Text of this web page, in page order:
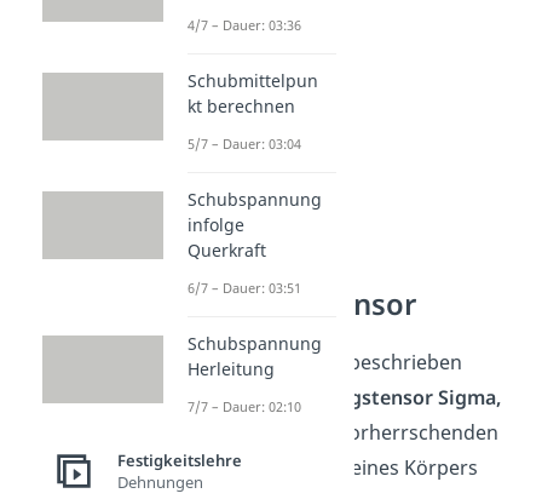
Spannungstensor
Die Spannung wird beschrieben
durch den Spannungstensor Sigma,
der den allgemein vorherrschenden
Spannungszustand eines Körpers
4/7 – Dauer: 03:36
Schubmittelpun
kt berechnen
5/7 – Dauer: 03:04
Schubspannung
infolge
Querkraft
6/7 – Dauer: 03:51
Schubspannung
Herleitung
7/7 – Dauer: 02:10
Festigkeitslehre
Dehnungen